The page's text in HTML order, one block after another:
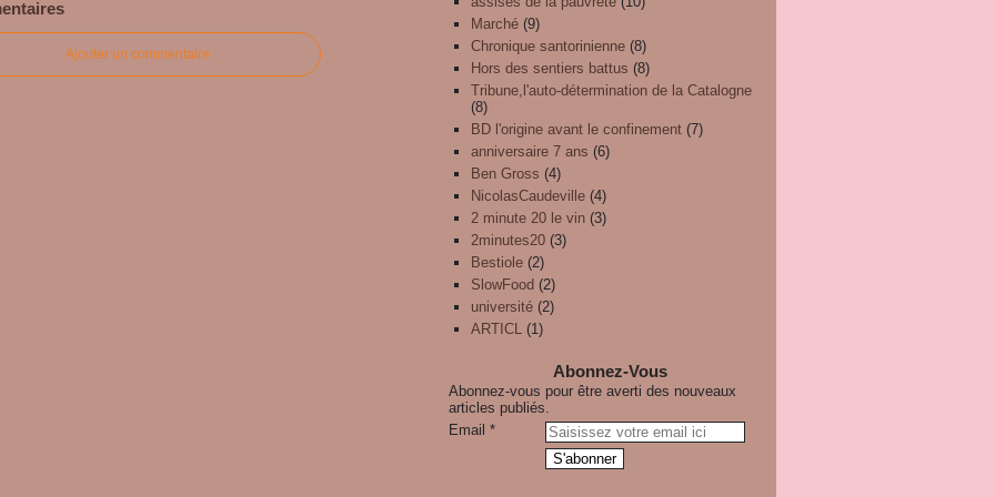
Ajouter un commentaire
Marché (9)
Chronique santorinienne (8)
Hors des sentiers battus (8)
Tribune,l'auto-détermination de la Catalogne
(8)
BD l'origine avant le confinement (7)
anniversaire 7 ans (6)
Ben Gross (4)
NicolasCaudeville (4)
2 minute 20 le vin (3)
2minutes20 (3)
Bestiole (2)
SlowFood (2)
université (2)
ARTICL (1)
Abonnez-Vous
Abonnez-vous pour être averti des nouveaux
articles publiés.
Email